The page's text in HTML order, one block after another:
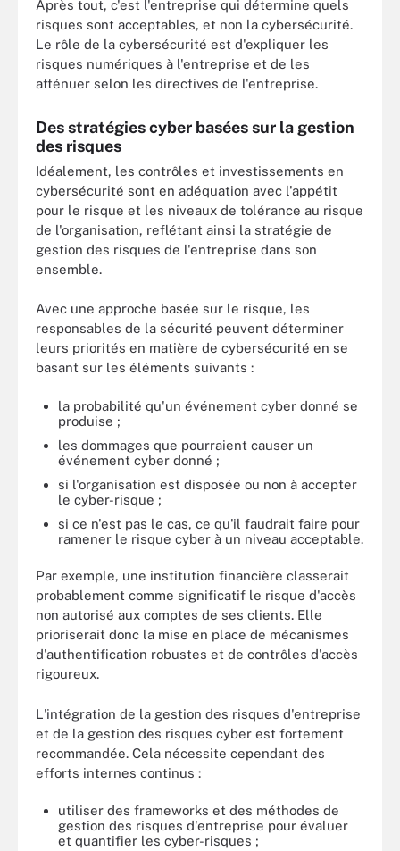
Après tout, c'est l'entreprise qui détermine quels
risques sont acceptables, et non la cybersécurité.
Le rôle de la cybersécurité est d'expliquer les
risques numériques à l'entreprise et de les
atténuer selon les directives de l'entreprise.
Des stratégies cyber basées sur la gestion
des risques
Idéalement, les contrôles et investissements en
cybersécurité sont en adéquation avec l'appétit
pour le risque et les niveaux de tolérance au risque
de l'organisation, reflétant ainsi la stratégie de
gestion des risques de l'entreprise dans son
ensemble.
Avec une approche basée sur le risque, les
responsables de la sécurité peuvent déterminer
leurs priorités en matière de cybersécurité en se
basant sur les éléments suivants :
la probabilité qu'un événement cyber donné se
produise ;
les dommages que pourraient causer un
événement cyber donné ;
si l'organisation est disposée ou non à accepter
le cyber-risque ;
si ce n'est pas le cas, ce qu'il faudrait faire pour
ramener le risque cyber à un niveau acceptable.
Par exemple, une institution financière classerait
probablement comme significatif le risque d'accès
non autorisé aux comptes de ses clients. Elle
prioriserait donc la mise en place de mécanismes
d'authentification robustes et de contrôles d'accès
rigoureux.
L'intégration de la gestion des risques d'entreprise
et de la gestion des risques cyber est fortement
recommandée. Cela nécessite cependant des
efforts internes continus :
utiliser des frameworks et des méthodes de
gestion des risques d'entreprise pour évaluer
et quantifier les cyber-risques ;